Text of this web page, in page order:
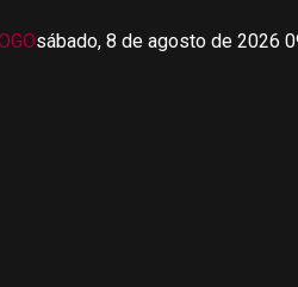
sábado, 8 de agosto de 2026